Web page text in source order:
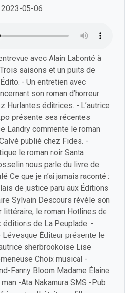
2023-05-06
avec Alain Labonté à
saisons et un puits de
- Un entretien avec
son roman d’horreur
Hurlantes éditrices. - L’autrice
présente ses récentes
Landry commente le roman
publié chez Fides. -
le roman noir Santa
nous parle du livre de
Ce que je n’ai jamais raconté :
de justice paru aux Éditions
Sylvain Descours révèle son
le roman Hotlines de
éditions de La Peuplade. -
Lévesque Éditeur présente le
sherbrookoise Lise
Choix musical -
Fanny Bloom Madame Élaine
-Ata Nakamura SMS -Pub